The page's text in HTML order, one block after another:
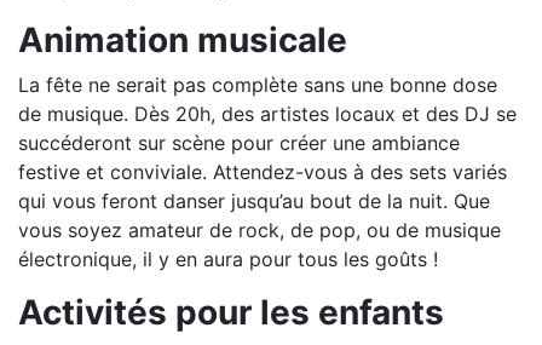
Animation musicale
La fête ne serait pas complète sans une bonne dose
de musique. Dès 20h, des artistes locaux et des DJ se
succéderont sur scène pour créer une ambiance
festive et conviviale. Attendez-vous à des sets variés
qui vous feront danser jusqu’au bout de la nuit. Que
vous soyez amateur de rock, de pop, ou de musique
électronique, il y en aura pour tous les goûts !
Activités pour les enfants